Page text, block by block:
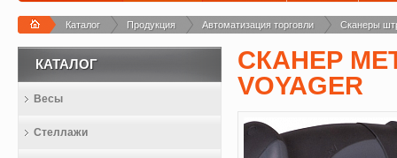
Каталог Продукция Автоматизация торговли Сканеры
СКАНЕР
VOYAGER
КАТАЛОГ
Весы
Стеллажи